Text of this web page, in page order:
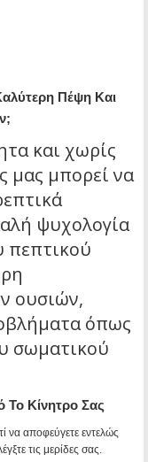
Πέψη Και
και χωρίς
μας μπορεί να
ψυχολογία
πεπτικού
ουσιών,
όπως
σωματικού
Το Κίνητρο Σας
να αποφεύγετε εντελώς
τις μερίδες σας.